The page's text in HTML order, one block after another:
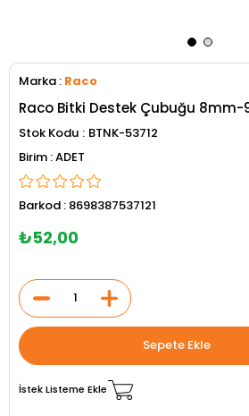
Marka : Raco
Raco Bitki Destek Çubuğu
Stok Kodu
BTNK-53712
ADET
Barkod : 8698387537121
₺52,00
İstek Listeme Ekle